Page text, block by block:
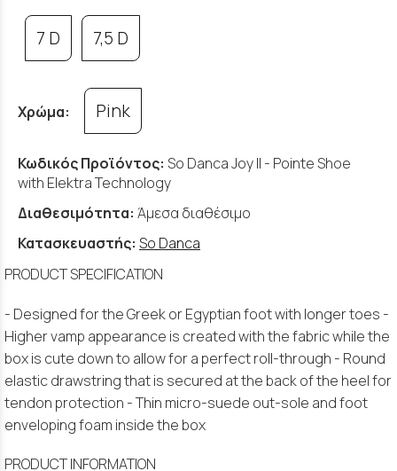
7 D 7,5 D
Χρώμα: Pink
Κωδικός Προϊόντος: So Danca Joy II - Pointe Shoe
with Elektra Technology
Διαθεσιμότητα: Άμεσα διαθέσιμο
Κατασκευαστής: So Danca
PRODUCT SPECIFICATION
- Designed for the Greek or Egyptian foot with longer toes -
Higher vamp appearance is created with the fabric while the
box is cute down to allow for a perfect roll-through - Round
elastic drawstring that is secured at the back of the heel for
tendon protection - Thin micro-suede out-sole and foot
enveloping foam inside the box
PRODUCT INFORMATION